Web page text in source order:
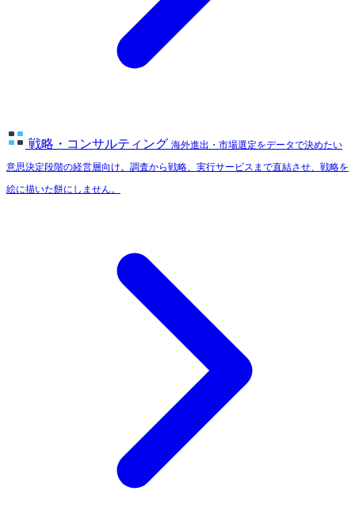
戦略・コンサルティング 海外進出・市場選定をデータで決めたい
意思決定段階の経営層向け。調査から戦略、実行サービスまで直結させ、戦略を
絵に描いた餅にしません。